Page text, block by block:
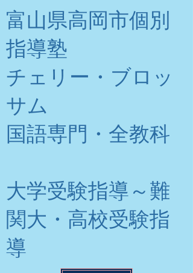
富山県高岡市個別
指導塾
チェリー・ブロッ
サム
​国語専門・全教科
大学受験指導～難
関大・高校受験指
導